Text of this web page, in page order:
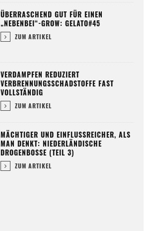
ÜBERRASCHEND GUT FÜR EINEN
„NEBENBEI“-GROW: GELATO#45
ZUM ARTIKEL
VERDAMPFEN REDUZIERT
VERBRENNUNGSSCHADSTOFFE FAST
VOLLSTÄNDIG
ZUM ARTIKEL
MÄCHTIGER UND EINFLUSSREICHER, ALS
MAN DENKT: NIEDERLÄNDISCHE
DROGENBOSSE (TEIL 3)
ZUM ARTIKEL